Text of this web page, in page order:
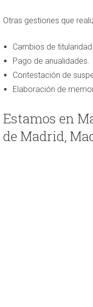
Otras gestiones que
Cambios de titularidad.
Pago de anualidades.
Contestación de
Elaboración de
Estamos en
de Madrid,